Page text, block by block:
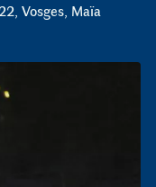
Vosges, Maïa